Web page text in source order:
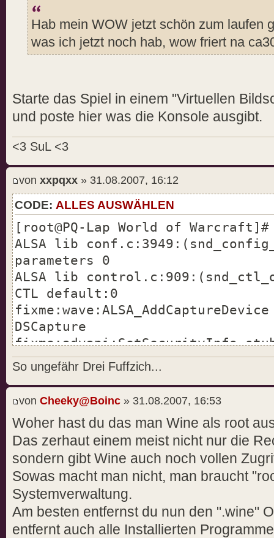
Hab mein WOW jetzt schön zum laufen
was ich jetzt noch hab, wow friert na
Starte das Spiel in einem "Virtuellen
und poste hier was die Konsole ausgibt.
<3 SuL <3
von xxpqxx » 31.08.2007, 16:12
CODE: ALLES AUSWÄHLEN
[root@PQ-Lap World of Warcraft]#
ALSA lib
parameters 0
ALSA lib
CTL default:0
DSCapture
fixme:advapi:SetSecurityInfo
action: 112 (SPI_GETMOUSESPEED)
fixme:win:EnumDisplayDevicesW
((null),0,0x34edac,0x00000000),
err:wgl:X11DRV_wglGetProcAddress
(wglMakeContextCurrentARB) -
err:wgl:X11DRV_wglGetProcAddress
(wglGetCurrentReadDCARB) - not
- not found
So ungefähr Drei Fuffzich...
von Cheeky@Boinc » 31.08.2007, 16:53
Woher hast du das man Wine als root
Das zerhaut einem meist nicht nur die
sondern gibt Wine auch noch vollen
Sowas macht man nicht, man braucht
Systemverwaltung.
Am besten entfernst du nun den ".wine"
entfernt auch alle Installierten